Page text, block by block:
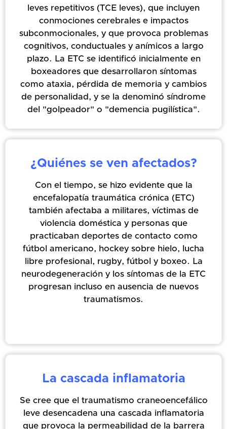
leves repetitivos (TCE leves), que incluyen
conmociones cerebrales e impactos
subconmocionales, y que provoca problemas
cognitivos, conductuales y anímicos a largo
plazo. La ETC se identificó inicialmente en
boxeadores que desarrollaron síntomas
como ataxia, pérdida de memoria y cambios
de personalidad, y se la denominó síndrome
del "golpeador" o "demencia pugilística".
¿Quiénes se ven afectados?
Con el tiempo, se hizo evidente que la
encefalopatía traumática crónica (ETC)
también afectaba a militares, víctimas de
violencia doméstica y personas que
practicaban deportes de contacto como
fútbol americano, hockey sobre hielo, lucha
libre profesional, rugby, fútbol y boxeo. La
neurodegeneración y los síntomas de la ETC
progresan incluso en ausencia de nuevos
traumatismos.
La cascada inflamatoria
Se cree que el traumatismo craneoencefálico
leve desencadena una cascada inflamatoria
que provoca la permeabilidad de la barrera